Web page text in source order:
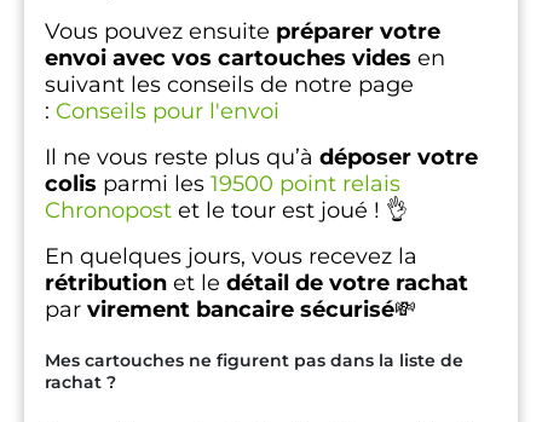
Vous pouvez ensuite préparer votre
envoi avec vos cartouches vides en
suivant les conseils de notre page
: Conseils pour l'envoi
Il ne vous reste plus qu’à déposer votre
colis parmi les 19500 point relais
Chronopost et le tour est joué ! 👌
En quelques jours, vous recevez la
rétribution et le détail de votre rachat
par virement bancaire sécurisé💸
Mes cartouches ne figurent pas dans la liste de
rachat ?